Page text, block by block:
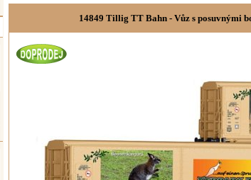
14849 Tillig TT Bahn - Vůz s posuvnými